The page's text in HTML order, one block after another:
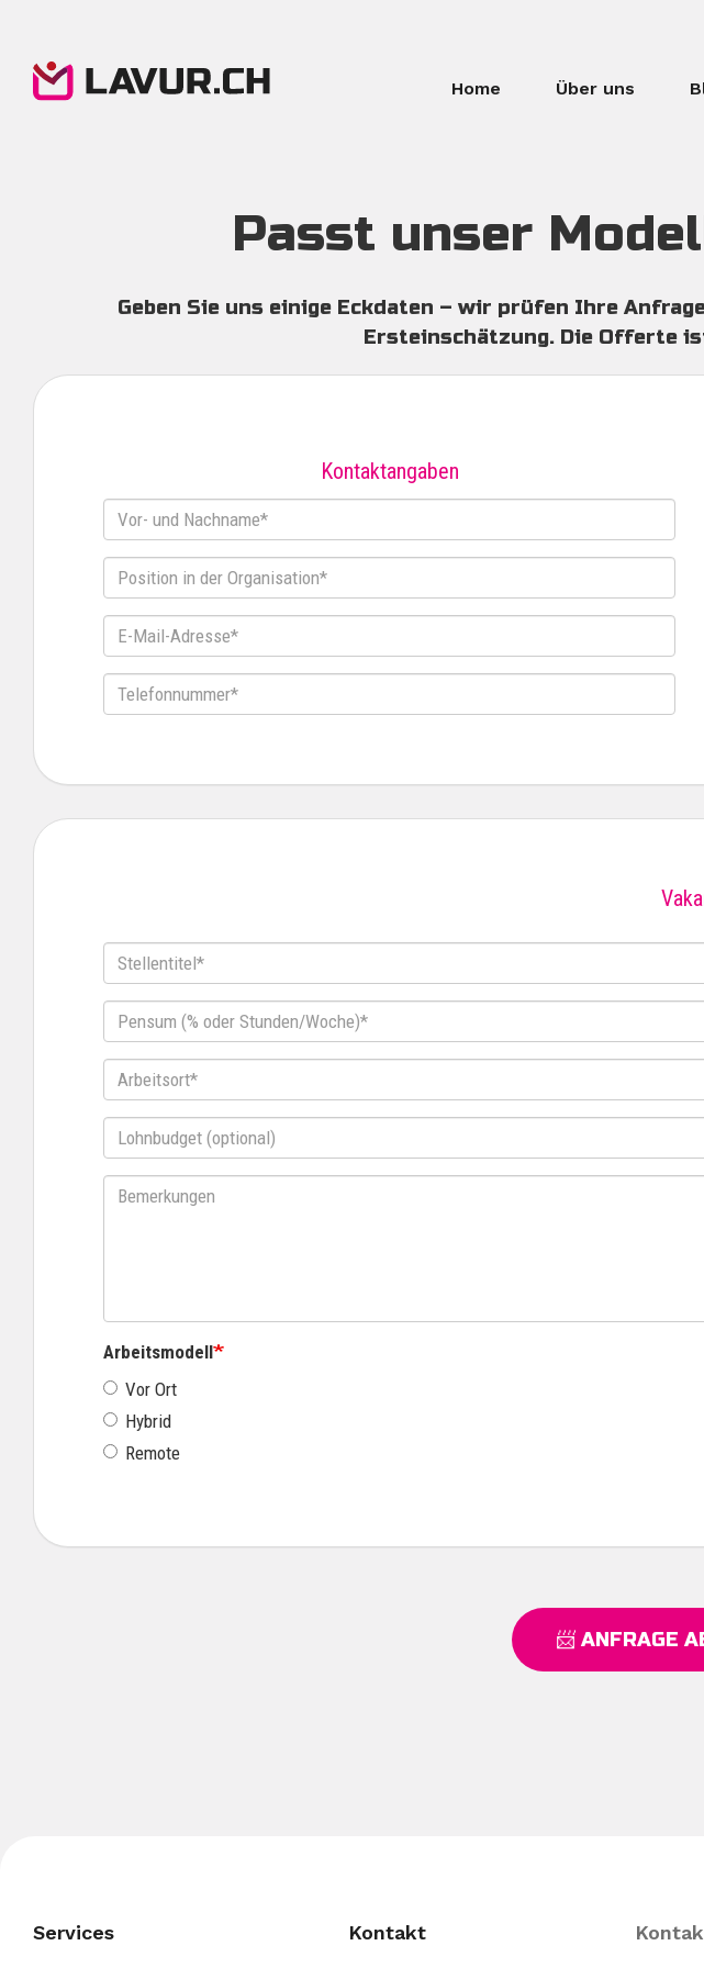
Inhalt
Main
Home Über uns
Passt unser
Geben Sie uns einige Eckdaten – wir prüfen Ihre
Ersteinschätzung. Die Offerte
Kontaktangaben
Vor-
und
Nachname*
Position
in
der
Organisation*
Mail-
Adresse*
Telefonnummer*
Stellentitel*
Pensum
(%
oder
Stunden/Woche)*
Arbeitsort*
Lohnbudget
(optional)
Bemerkungen
Arbeitsmodell
Vor Ort
Hybrid
Remote
📨 ANFRAGE
Services Kontakt